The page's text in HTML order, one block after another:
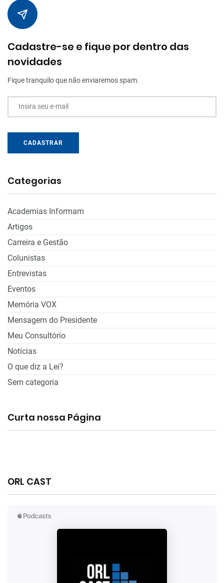
Cadastre-se e fique por dentro das
novidades
Fique tranquilo que não enviaremos spam.
Insira seu e-mail
CADASTRAR
Categorias
Academias Informam
Artigos
Carreira e Gestão
Colunistas
Entrevistas
Eventos
Memória VOX
Mensagem do Presidente
Meu Consultório
Notícias
O que diz a Lei?
Sem categoria
Curta nossa Página
ORL CAST